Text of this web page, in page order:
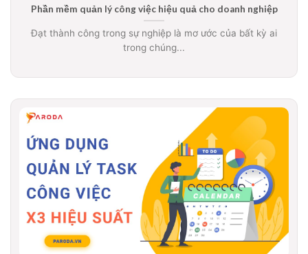
Phần mềm quản lý công việc hiệu quả cho doanh nghiệp
Đạt thành công trong sự nghiệp là mơ ước của bất kỳ ai
trong chúng...